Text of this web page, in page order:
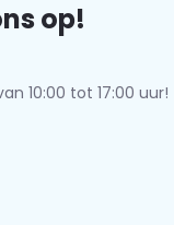
op!
10:00 tot 17:00 uur!